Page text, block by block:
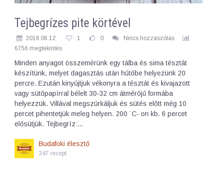
Tejbegrízes pite körtével
2018.06.12. 1 0
Nincs hozzászólás
6756 megtekintés
Minden anyagot összemérünk egy tálba és sima tésztát
készítünk, melyet dagasztás után hűtőbe helyezünk 20
percre. Ezután kinyújtjuk vékonyra a tésztát és kivajazott
vagy sütőpapírral bélelt 30-32 cm átmérőjű formába
helyezzük. Villával megszúrkáljuk és sütés előtt még 10
percet pihentetjük meleg helyen. 200 ˙C- on kb. 6 percet
elősütjük. Tejbegríz:…
Budafoki élesztő
347 recept